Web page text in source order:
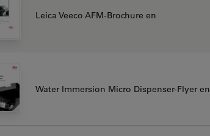
Leica Veeco AFM-Brochure en
Water Immersion Micro Dispenser-Flyer en